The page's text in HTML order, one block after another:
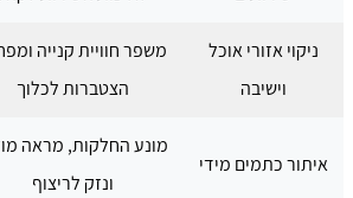
ניקוי אזורי אוכל
וישיבה
משפר חוויית קנייה
הצטברות לכלוך
איתור כתמים מידי
מונע החלקות, מראה
ונזק לריצוף